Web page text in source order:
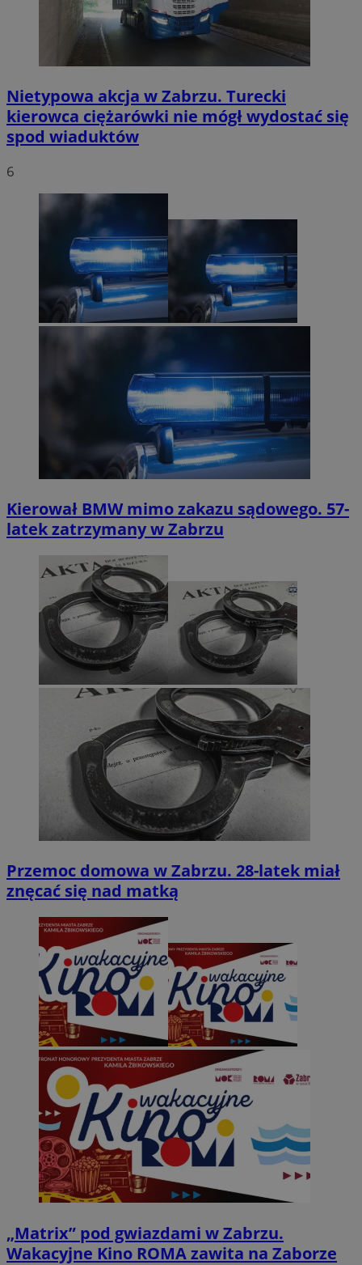
Nietypowa akcja w Zabrzu. Turecki
kierowca ciężarówki nie mógł wydostać się
spod wiaduktów
6
Kierował BMW mimo zakazu sądowego. 57-
latek zatrzymany w Zabrzu
Przemoc domowa w Zabrzu. 28-latek miał
znęcać się nad matką
„Matrix” pod gwiazdami w Zabrzu.
Wakacyjne Kino ROMA zawita na Zaborze